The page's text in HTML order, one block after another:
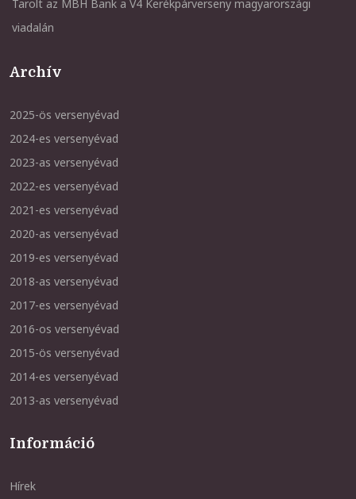
Tarolt az MBH Bank a V4 Kerékpárverseny magyarországi
viadalán
Archív
2025-ös versenyévad
2024-es versenyévad
2023-as versenyévad
2022-es versenyévad
2021-es versenyévad
2020-as versenyévad
2019-es versenyévad
2018-as versenyévad
2017-es versenyévad
2016-os versenyévad
2015-ös versenyévad
2014-es versenyévad
2013-as versenyévad
Információ
Hírek